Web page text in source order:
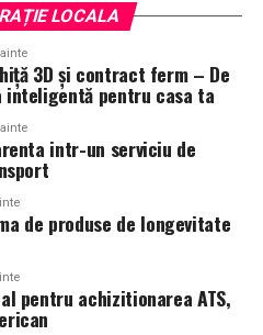
LOCALA
3D și contract ferm – De
inteligentă pentru casa ta
intr-un serviciu de
de produse de longevitate
pentru achizitionarea ATS,